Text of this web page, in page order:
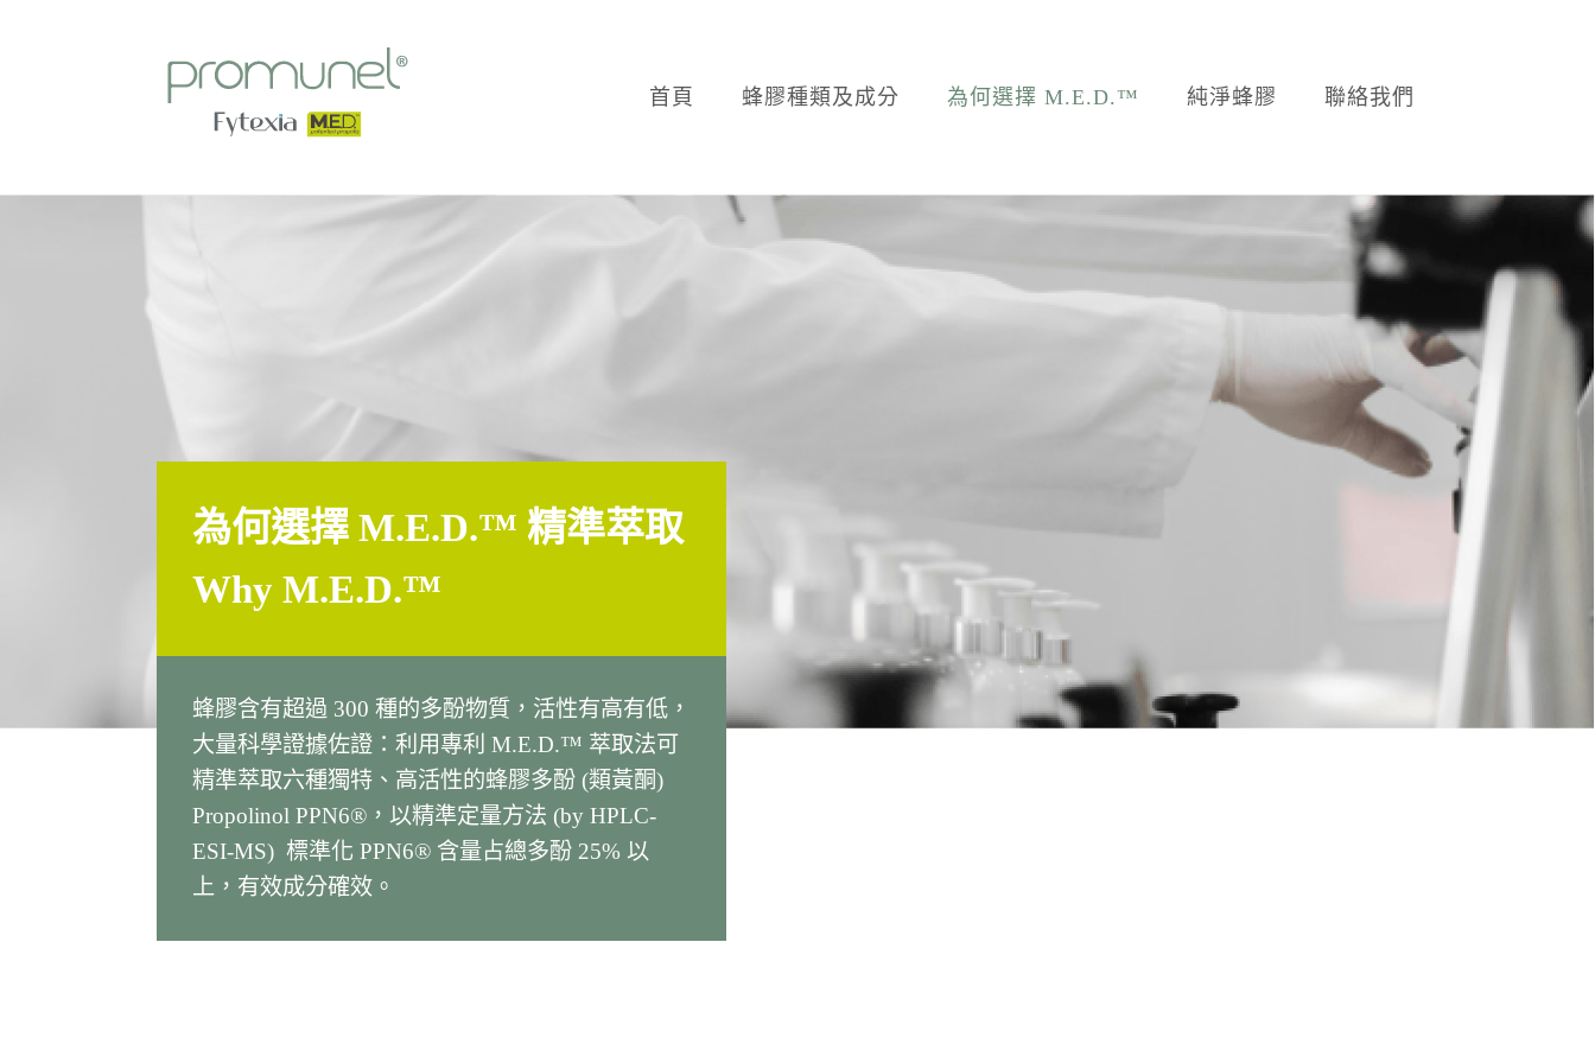
首頁 蜂膠種類及成分 為何選擇 M.E.D.™ 純淨蜂膠 聯絡我們
為何選擇 M.E.D.™ 精準萃取
Why M.E.D.™
蜂膠含有超過 300 種的多酚物質，活性有高有低，
大量科學證據佐證：利用專利 M.E.D.™ 萃取法可
精準萃取六種獨特、高活性的蜂膠多酚 (類黃酮)
Propolinol PPN6®，以精準定量方法 (by HPLC-
ESI-MS) 標準化 PPN6® 含量占總多酚 25% 以
上，有效成分確效。